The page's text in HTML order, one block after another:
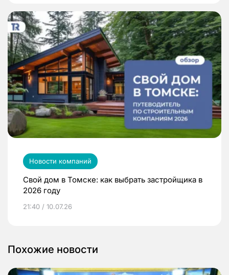
Новости компаний
Свой дом в Томске: как выбрать застройщика в
2026 году
21:40 / 10.07.26
Похожие новости